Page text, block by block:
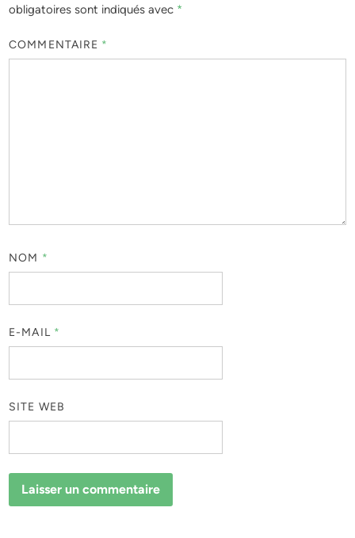
obligatoires sont indiqués avec *
COMMENTAIRE *
NOM *
E-MAIL *
SITE WEB